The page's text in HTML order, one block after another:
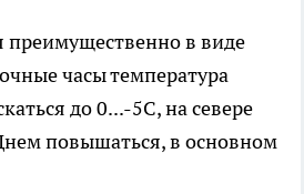
преимущественно в виде
часы температура
до 0...-5С, на севере
повышаться, в основном